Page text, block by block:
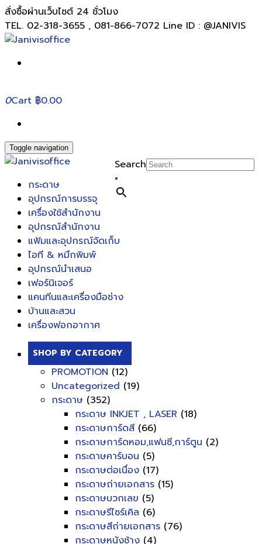
สั่งซื้อผ่านเว็บไซต์ 24 ชั่วโมง
TEL. 02-318-3655 , 081-866-7072 Line ID : @JANIVIS
0Cart ฿0.00
Toggle navigation
Search
×
กระดาษ
อุปกรณ์การบรรจุ
เครื่องใช้สำนักงาน
อุปกรณ์สำนักงาน
แฟ้มและอุปกรณ์จัดเก็บ
ไอที & หมึกพิมพ์
อุปกรณ์นำเสนอ
เฟอร์นิเจอร์
แคนทีนและเครื่องมือช่าง
บ้านและสวน
เครื่องฟอกอากาศ
SHOP BY CATEGORY
PROMOTION (12)
Uncategorized (19)
กระดาษ (352)
กระดาษ INKJET , LASER (18)
กระดาษการ์ดสี (66)
กระดาษการ์ดหอม,แฟนซี,การ์ตูน (2)
กระดาษคาร์บอน (5)
กระดาษต่อเนื่อง (17)
กระดาษถ่ายเอกสาร (15)
กระดาษบวกเลข (5)
กระดาษรีไซร์เคิล (6)
กระดาษสีถ่ายเอกสาร (76)
กระดาษหนังช้าง (4)